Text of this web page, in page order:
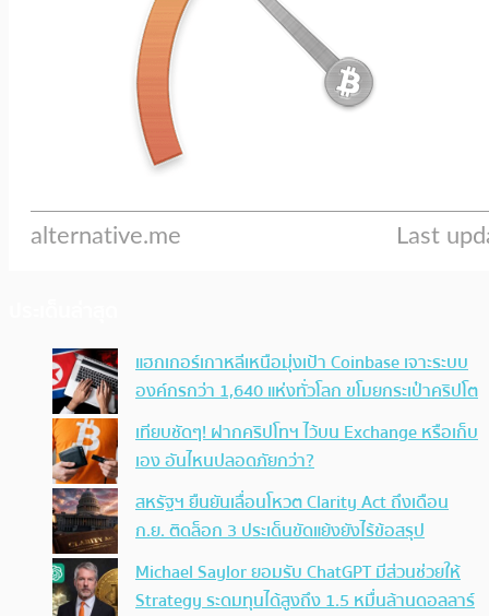
แฮกเกอร์เกาหลีเหนือมุ่งเป้า Coinbase เจาะระบบ
องค์กรกว่า 1,640 แห่งทั่วโลก ขโมยกระเป๋าคริปโต
เทียบชัดๆ! ฝากคริปโทฯ ไว้บน Exchange หรือเก็บ
เอง อันไหนปลอดภัยกว่า?
สหรัฐฯ ยืนยันเลื่อนโหวต Clarity Act ถึงเดือน
ก.ย. ติดล็อก 3 ประเด็นขัดแย้งยังไร้ข้อสรุป
Michael Saylor ยอมรับ ChatGPT มีส่วนช่วยให้
Strategy ระดมทุนได้สูงถึง 1.5 หมื่นล้านดอลลาร์